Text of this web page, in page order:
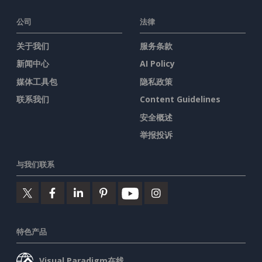
公司
关于我们
新闻中心
媒体工具包
联系我们
法律
服务条款
AI Policy
隐私政策
Content Guidelines
安全概述
举报投诉
与我们联系
特色产品